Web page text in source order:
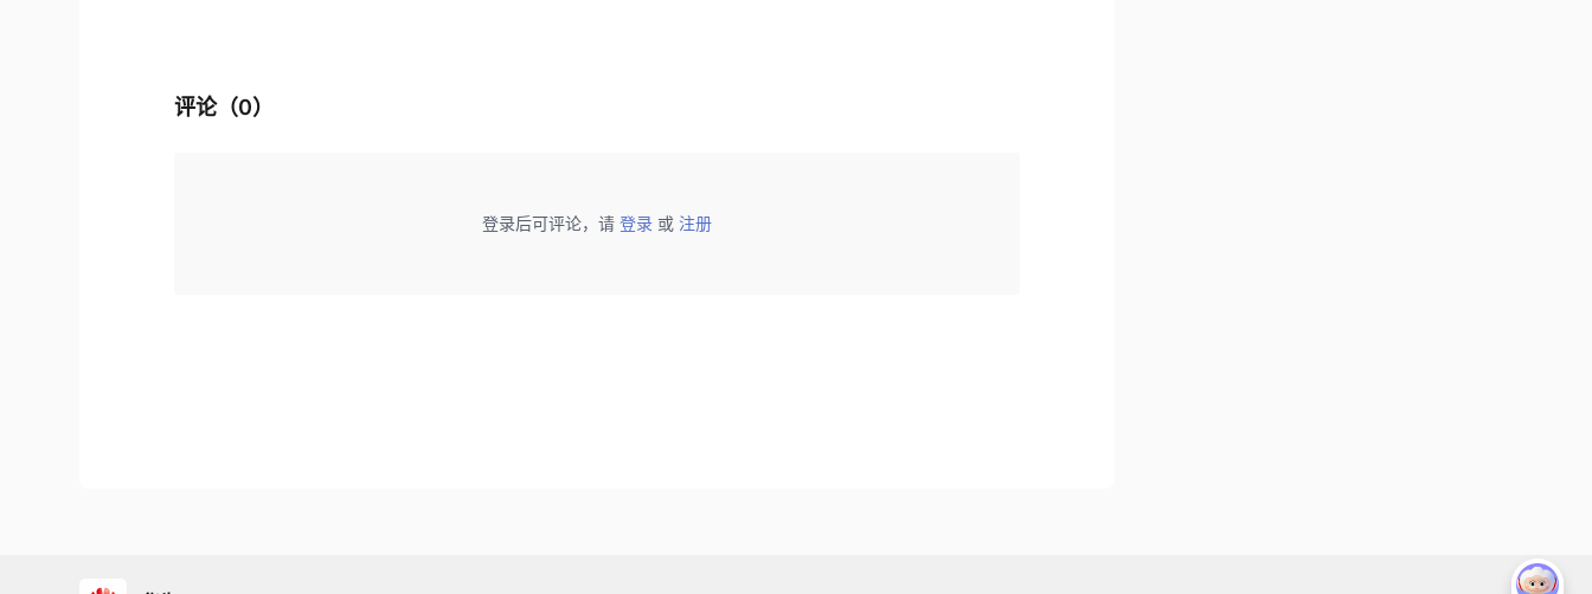
评论（0）
登录后可评论，请 登录 或 注册